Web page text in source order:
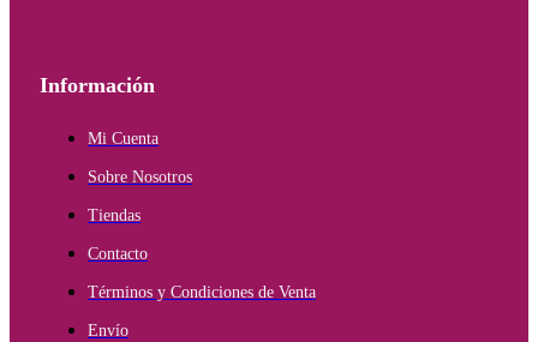
Información
Mi Cuenta
Sobre Nosotros
Tiendas
Contacto
Términos y Condiciones de Venta
Envío